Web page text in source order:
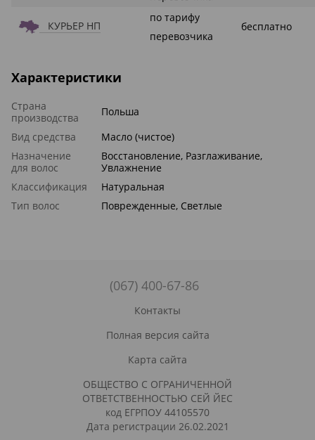
КУРЬЕР НП
по тарифу
перевозчика
бесплатно
Характеристики
Страна
производства
Польша
Вид средства
Масло (чистое)
Назначение
для волос
Восстановление, Разглаживание,
Увлажнение
Классификация
Натуральная
Тип волос
Поврежденные, Светлые
(067) 400-67-86
Контакты
Полная версия сайта
Карта сайта
ОБЩЕСТВО С ОГРАНИЧЕННОЙ
ОТВЕТСТВЕННОСТЬЮ СЕЙ ЙЕС
код ЕГРПОУ 44105570
Дата регистрации 26.02.2021